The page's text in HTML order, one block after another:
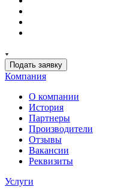
Подать заявку
Компания
О компании
История
Партнеры
Производители
Отзывы
Вакансии
Реквизиты
Услуги